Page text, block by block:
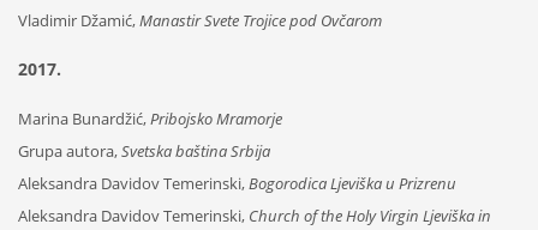
Vladimir Džamić,Manastir Svete Trojice pod Ovčarom
2017.
Marina Bunardžić,Pribojsko Mramorje
Grupa autora,Svetska baština Srbija
Aleksandra Davidov Temerinski,Bogorodica Ljeviška u Prizrenu
Aleksandra Davidov Temerinski, Church of the Holy Virgin Ljeviška in